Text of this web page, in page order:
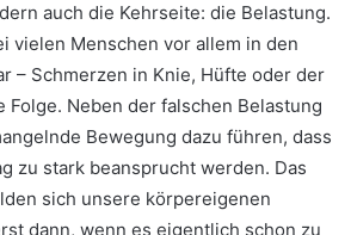
auch die Kehrseite: die Belastung.
vielen Menschen vor allem in den
– Schmerzen in Knie, Hüfte oder der
Folge. Neben der falschen Belastung
Bewegung dazu führen, dass
zu stark beansprucht werden. Das
sich unsere körpereigenen
dann, wenn es eigentlich schon zu